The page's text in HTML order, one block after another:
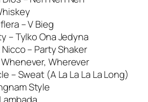
– V Bieg
– Tylko Ona Jedyna
Nicco – Party Shaker
Wherever
– Sweat (A La La La La Long)
Style